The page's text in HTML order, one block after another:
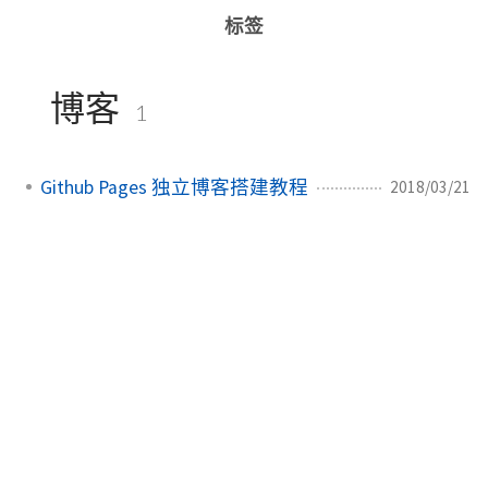
标签
博客 1
Github Pages 独立博客搭建教程 2018/03/21